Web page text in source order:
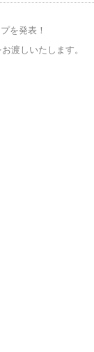
を発表！
渡しいたします。